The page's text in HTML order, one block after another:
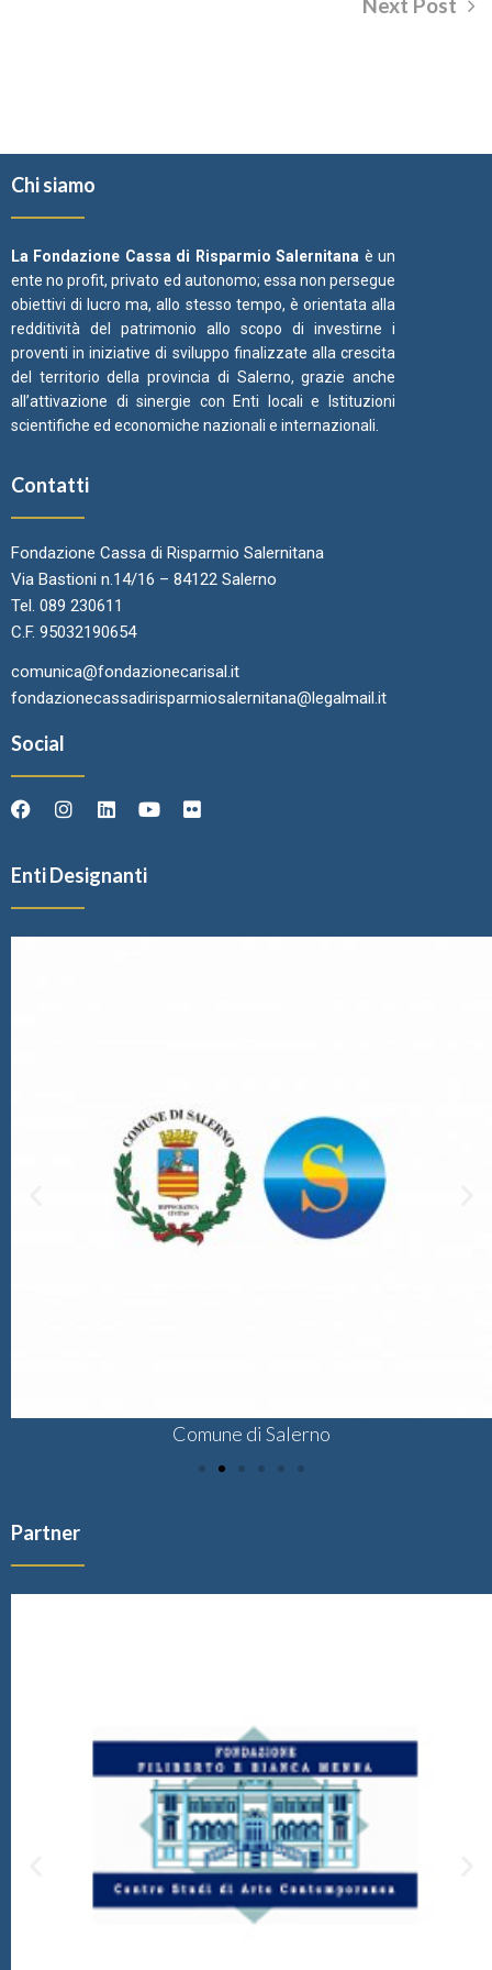
Next Post
Chi siamo
La Fondazione Cassa di Risparmio Salernitana è un
ente no profit, privato ed autonomo; essa non persegue
obiettivi di lucro ma, allo stesso tempo, è orientata alla
redditività del patrimonio allo scopo di investirne i
proventi in iniziative di sviluppo finalizzate alla crescita
del territorio della provincia di Salerno, grazie anche
all’attivazione di sinergie con Enti locali e Istituzioni
scientifiche ed economiche nazionali e internazionali.
Contatti
Fondazione Cassa di Risparmio Salernitana
Via Bastioni n.14/16 – 84122 Salerno
Tel. 089 230611
C.F. 95032190654
comunica@fondazionecarisal.it
fondazionecassadirisparmiosalernitana@legalmail.it
Social
Enti Designanti
Comune di Salerno
Partner